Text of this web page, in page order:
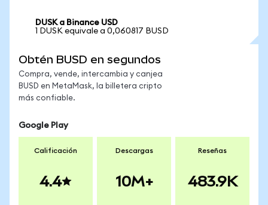
DUSK a Binance USD
1 DUSK equivale a 0,060817 BUSD
Obtén BUSD en segundos
Compra, vende, intercambia y canjea
BUSD en MetaMask, la billetera cripto
más confiable.
Google Play
Calificación
4.4
Descargas
10M+
Reseñas
483.9K